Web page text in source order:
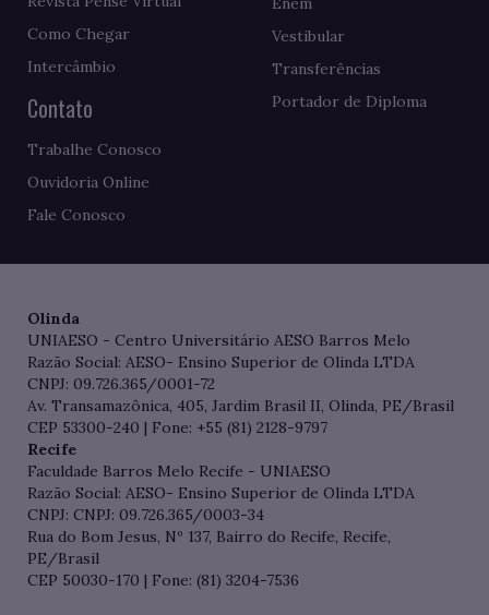
Como Chegar
Intercâmbio
Contato
Trabalhe Conosco
Ouvidoria Online
Fale Conosco
Vestibular
Transferências
Portador de Diploma
Olinda
UNIAESO - Centro Universitário AESO Barros Melo
Razão Social: AESO- Ensino Superior de Olinda LTDA
CNPJ: 09.726.365/0001-72
Av. Transamazônica, 405, Jardim Brasil II, Olinda, PE/Brasil
CEP 53300-240 | Fone: +55 (81) 2128-9797
Recife
Faculdade Barros Melo Recife - UNIAESO
Razão Social: AESO- Ensino Superior de Olinda LTDA
CNPJ: CNPJ: 09.726.365/0003-34
Rua do Bom Jesus, Nº 137, Bairro do Recife, Recife,
PE/Brasil
CEP 50030-170 | Fone: (81) 3204-7536